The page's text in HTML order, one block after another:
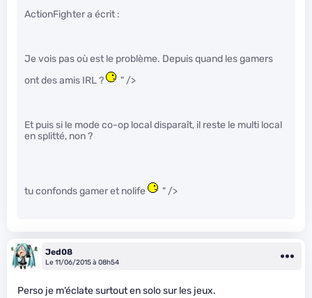
ActionFighter a écrit :
Je vois pas où est le problème. Depuis quand les gamers
ont des amis IRL ?
" />
Et puis si le mode co-op local disparaît, il reste le multi local
en splitté, non ?
tu confonds gamer et nolife " />
Jed08
Le 11/06/2015 à 08h54
Perso je m’éclate surtout en solo sur les jeux.